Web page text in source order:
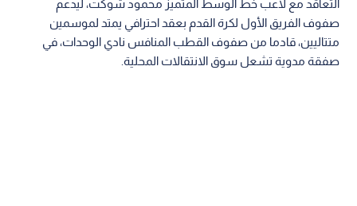
التعاقد مع لاعب خط الوسط المتميز محمود شوكت، ليدعم
صفوف الفريق الأول لكرة القدم بعقد احترافي يمتد لموسمين
متتاليين، قادما من صفوف القطب المنافس نادي الوحدات، في
صفقة مدوية تشعل سوق الانتقالات المحلية.